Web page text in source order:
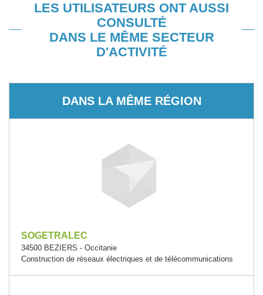
LES UTILISATEURS ONT AUSSI
CONSULTÉ
DANS LE MÊME SECTEUR
D'ACTIVITÉ
DANS LA MÊME RÉGION
SOGETRALEC
34500 BEZIERS - Occitanie
Construction de réseaux électriques et de télécommunications